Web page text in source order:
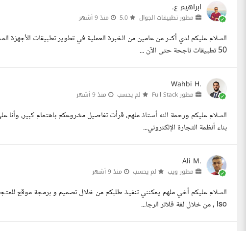
ابراهيم ع.
مطور تطبيقات الجوال منذ 9 أشهر
50 تطبيقات ناجحة حتى الآن ...
Wahbi H.
مطور Full Stack لم يحسب منذ 9 أشهر
بناء أنظمة التجارة الإلكتروني...
Ali M.
مطور ويب لم يحسب منذ 9 أشهر
, iso من خلال لغة فلاتر الرجا...